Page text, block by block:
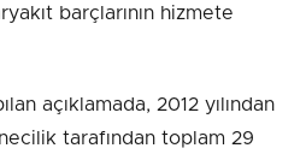
barçlarının hizmete
açıklamada, 2012 yılından
tarafından toplam 29